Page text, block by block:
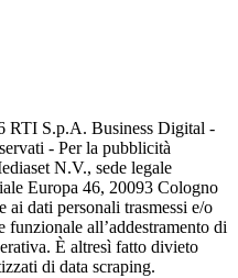
RTI S.p.A. Business Digital -
- Per la pubblicità
N.V., sede legale
Europa 46, 20093 Cologno
ai dati personali trasmessi e/o
all’addestramento di
È altresì fatto divieto
di data scraping.